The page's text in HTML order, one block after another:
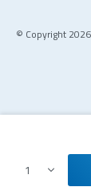
1
© Copyright